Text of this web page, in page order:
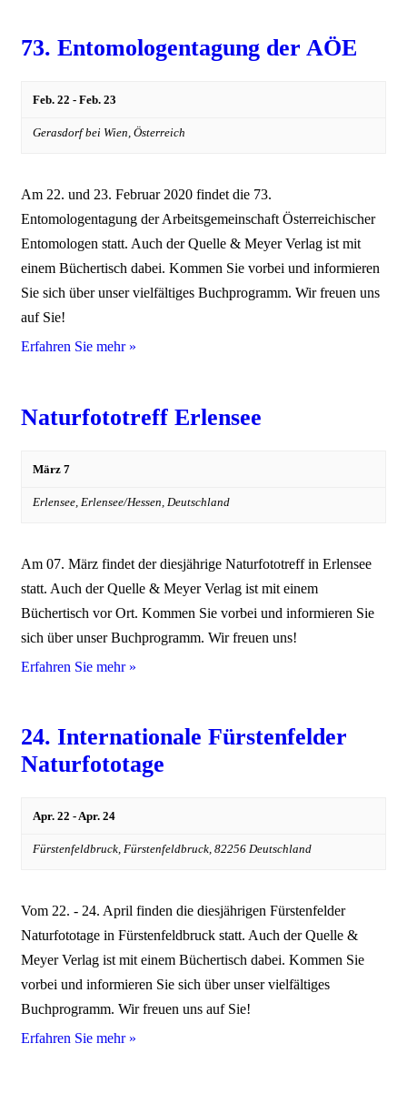
73. Entomologentagung der AÖE
Feb. 22 - Feb. 23
Gerasdorf bei Wien, Österreich
Am 22. und 23. Februar 2020 findet die 73.
Entomologentagung der Arbeitsgemeinschaft Österreichischer
Entomologen statt. Auch der Quelle & Meyer Verlag ist mit
einem Büchertisch dabei. Kommen Sie vorbei und informieren
Sie sich über unser vielfältiges Buchprogramm. Wir freuen uns
auf Sie!
Erfahren Sie mehr »
Naturfototreff Erlensee
März 7
Erlensee, Erlensee/Hessen Deutschland
Am 07. März findet der diesjährige Naturfototreff in Erlensee
statt. Auch der Quelle & Meyer Verlag ist mit einem
Büchertisch vor Ort. Kommen Sie vorbei und informieren Sie
sich über unser Buchprogramm. Wir freuen uns!
Erfahren Sie mehr »
24. Internationale Fürstenfelder
Naturfototage
Apr. 22 -Apr. 24
Fürstenfeldbruck, Fürstenfeldbruck, 82256 Deutschland
Vom 22. - 24. April finden die diesjährigen Fürstenfelder
Naturfototage in Fürstenfeldbruck statt. Auch der Quelle &
Meyer Verlag ist mit einem Büchertisch dabei. Kommen Sie
vorbei und informieren Sie sich über unser vielfältiges
Buchprogramm. Wir freuen uns auf Sie!
Erfahren Sie mehr »